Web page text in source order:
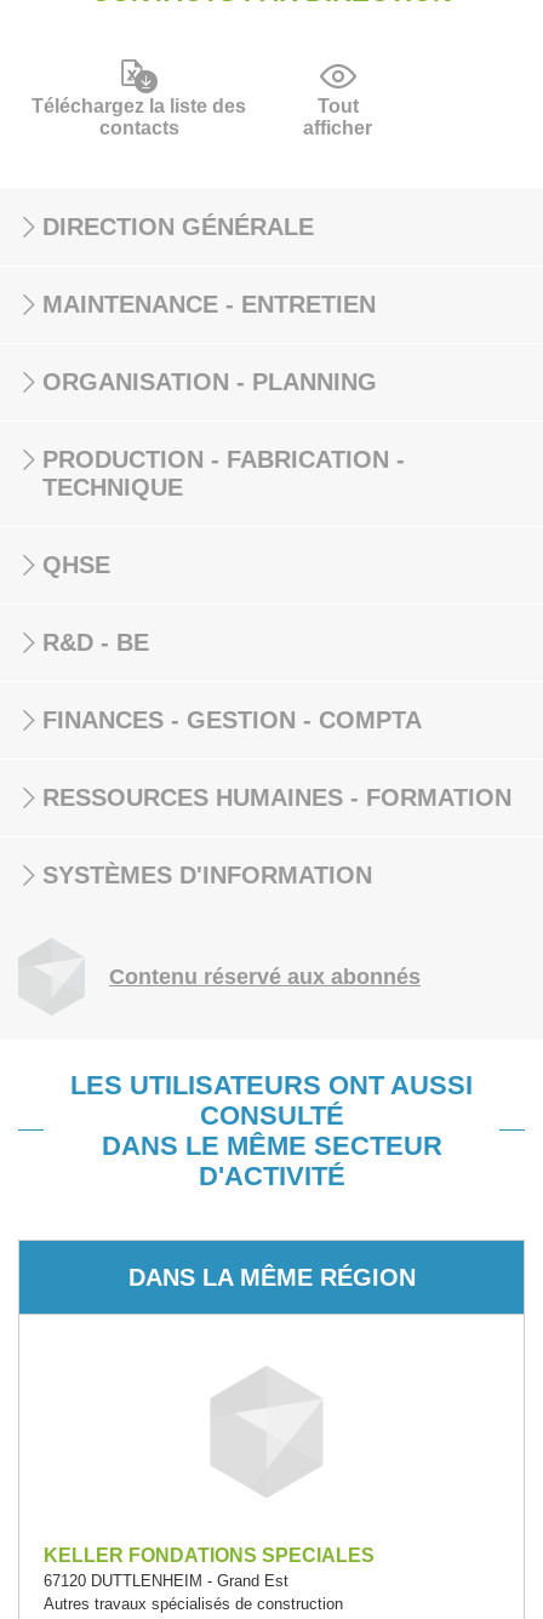
Téléchargez la liste des
contacts
Tout
afficher
DIRECTION GÉNÉRALE
MAINTENANCE - ENTRETIEN
ORGANISATION - PLANNING
PRODUCTION - FABRICATION -
TECHNIQUE
QHSE
R&D - BE
FINANCES - GESTION - COMPTA
RESSOURCES HUMAINES - FORMATION
SYSTÈMES D'INFORMATION
Contenu réservé aux abonnés
LES UTILISATEURS ONT AUSSI
CONSULTÉ
DANS LE MÊME SECTEUR
D'ACTIVITÉ
DANS LA MÊME RÉGION
KELLER FONDATIONS SPECIALES
67120 DUTTLENHEIM - Grand Est
Autres travaux spécialisés de construction